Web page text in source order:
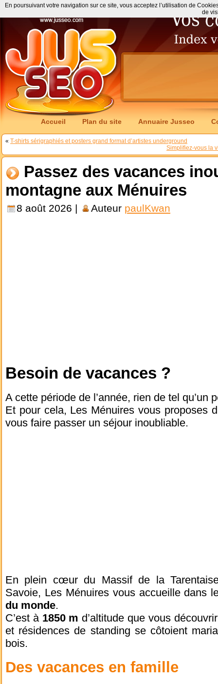
Accueil Plan du site Annuaire Jusseo
« T-shirts sérigraphiés et posters grand format d’artistes underground
Simplifiez-vous la
Passez des vacances
montagne aux Ménuires
8 août 2026 | Auteur paulKwan
Besoin de vacances ?
A cette période de l’année, rien de tel qu’un
Et pour cela, Les Ménuires vous proposes
vous faire passer un séjour inoubliable.
En plein cœur du Massif de la
Savoie, Les Ménuires vous accueille dans
du monde.
C’est à 1850 m d’altitude que vous
et résidences de standing se côtoient
bois.
Des vacances en famille
En poursuivant votre navigation sur ce site, vous acceptez l’utilisation de
de